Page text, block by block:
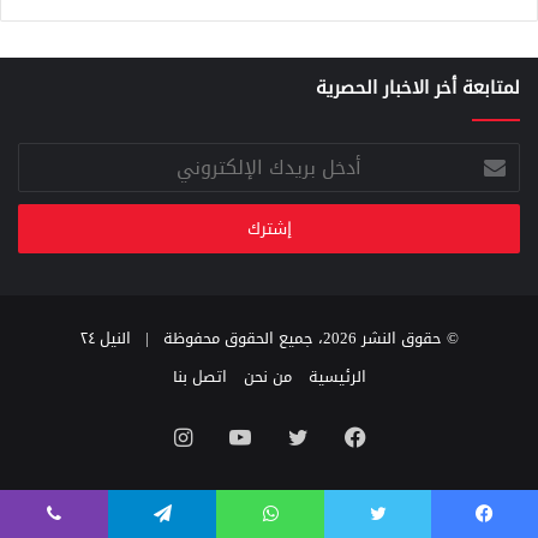
لمتابعة أخر الاخبار الحصرية
أدخل
بريدك
الإلكتروني
© حقوق النشر 2026، جميع الحقوق محفوظة |
النيل ٢٤
الرئيسية
من نحن اتصل بنا
فيسبوك تويتر يوتيوب